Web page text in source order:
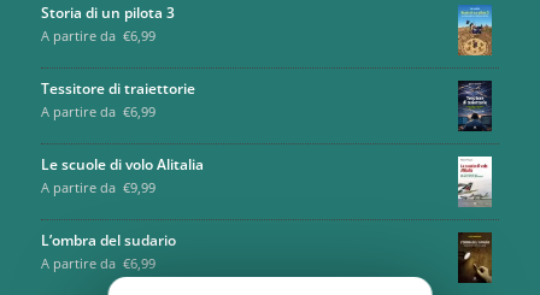
Storia di un pilota 3
A partire da €6,99
Tessitore di traiettorie
A partire da €6,99
Le scuole di volo Alitalia
A partire da €9,99
L’ombra del sudario
A partire da €6,99